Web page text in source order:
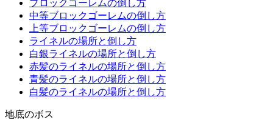
ブロックゴーレムの倒し方
中等ブロックゴーレムの倒し方
上等ブロックゴーレムの倒し方
ライネルの場所と倒し方
白銀ライネルの場所と倒し方
赤髪のライネルの場所と倒し方
青髪のライネルの場所と倒し方
白髪のライネルの場所と倒し方
地底のボス